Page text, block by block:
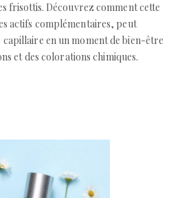
frisottis. Découvrez comment cette
actifs complémentaires, peut
en un moment de bien-être
et des colorations chimiques.